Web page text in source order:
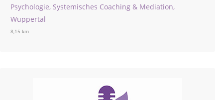
Psychologie, Systemisches Coaching & Mediation,
Wuppertal
8,15 km